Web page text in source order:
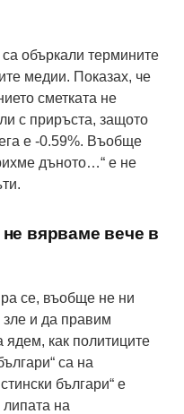
объркали термините
медии. Показах, че
сметката не
с приръста, защото
е -0.59%. Въобще
дъното…“ е не
вярваме вече в
се, въобще не ни
и да правим
ядем, как политиците
са на
българи“ е
на